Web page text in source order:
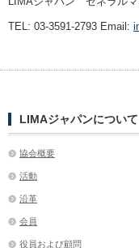
TEL: 03-3591-2793 Email:
LIMAジャパンについて
協会概要
活動
沿革
会員
役員および顧問